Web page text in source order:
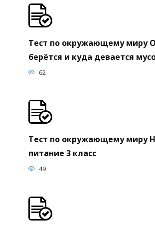
Тест по окружающему миру
берётся и куда девается
62
Тест по окружающему миру
питание 3 класс
49